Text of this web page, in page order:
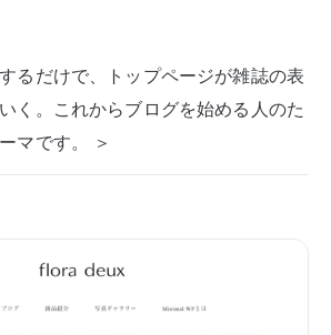
るだけで、トップページが雑誌の表
く。これからブログを始める人のた
マです。 ＞